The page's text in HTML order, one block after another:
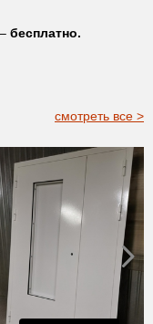
бесплатно.
смотреть все >